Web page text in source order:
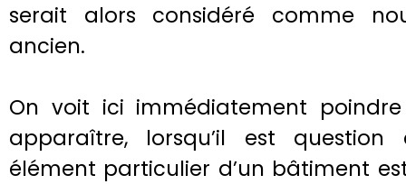
serait alors considéré comme
ancien.
On voit ici immédiatement
apparaître, lorsqu’il est
élément particulier d’un bâtiment